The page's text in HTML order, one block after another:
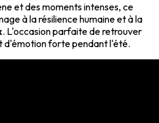
et des moments intenses, ce
à la résilience humaine et à la
. L'occasion parfaite de retrouver
d'émotion forte pendant l'été.